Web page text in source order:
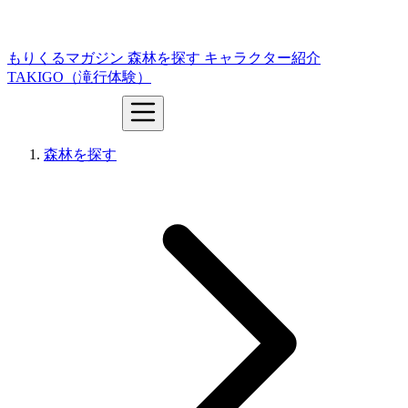
もりくるマガジン 森林を探す キャラクター紹介
TAKIGO（滝行体験）
森林を探す